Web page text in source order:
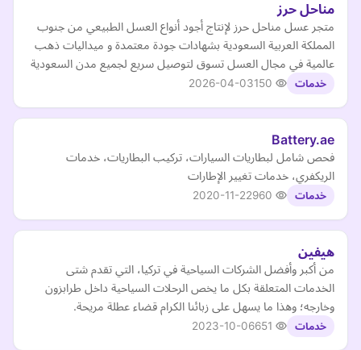
مناحل حرز
متجر عسل مناحل حرز لإنتاج أجود أنواع العسل الطبيعي من جنوب
المملكة العربية السعودية بشهادات جودة معتمدة و ميداليات ذهب
عالمية في مجال العسل تسوق لتوصيل سريع لجميع مدن السعودية
خدمات 2026-04-03
Battery.ae
فحص شامل لبطاريات السيارات، تركيب البطاريات، خدمات
الريكفري، خدمات تغيير الإطارات
خدمات 2020-11-22
هيفين
من أكبر وأفضل الشركات السياحية في تركيا، التي تقدم شتى
الخدمات المتعلقة بكل ما يخص الرحلات السياحية داخل طرابزون
وخارجه؛ وهذا ما يسهل على زبائنا الكرام قضاء عطلة مريحة.
خدمات 2023-10-06